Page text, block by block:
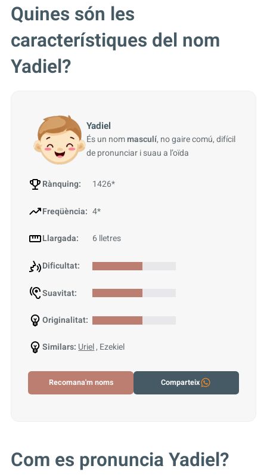
Quines són les
característiques del nom
Yadiel?
Rànquing: 1426*
Freqüència: 4*
Llargada: 6 lletres
Dificultat:
Suavitat:
Originalitat:
Similars: Uriel, Ezekiel
Recomana'm noms Comparteix
Yadiel
És un nommasculí, no gaire comú, difícil
de pronunciar i suau a l’oïda
Com es pronuncia Yadiel?